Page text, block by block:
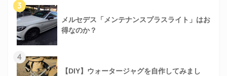
3
メルセデス「メンテナンスプラスライト」はお
得なのか？
4
【DIY】ウォータージャグを自作してみまし